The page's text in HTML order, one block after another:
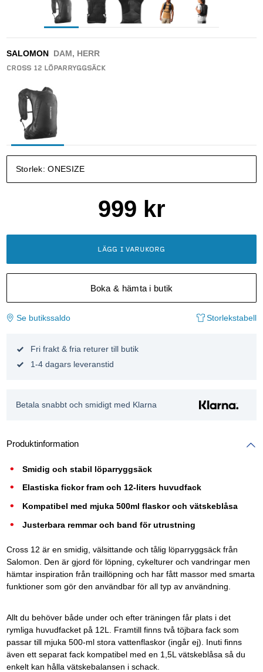
SALOMON DAM, HERR
CROSS 12 LÖPARRYGGSÄCK
Storlek:ONESIZE
999 kr
LÄGG I VARUKORG
Boka & hämta i butik
Se butikssaldo Storlekstabell
Fri frakt & fria returer till butik
1-4 dagars leveranstid
Betala snabbt och smidigt med Klarna
Produktinformation
Smidig och stabil löparryggsäck
Elastiska fickor fram och 12-liters huvudfack
Kompatibel med mjuka 500ml flaskor och vätskeblåsa
Justerbara remmar och band för utrustning
Cross 12 är en smidig, välsittande och tålig löparryggsäck från
Salomon. Den är gjord för löpning, cykelturer och vandringar men
hämtar inspiration från traillöpning och har fått massor med smarta
funktioner som gör den användbar för all typ av användning.
Allt du behöver både under och efter träningen får plats i det
rymliga huvudfacket på 12L. Framtill finns två töjbara fack som
passar till mjuka 500-ml stora vattenflaskor (ingår ej). Inuti finns
även ett separat fack kompatibel med en 1,5L vätskeblåsa så du
enkelt kan hålla vätskebalansen i schack.